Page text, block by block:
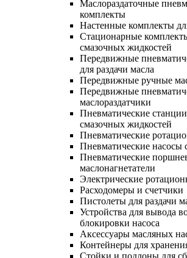
Маслораздаточные
комплекты
Настенные комплекты
Стационарные
смазочных жидкостей
Передвижные
для раздачи масла
Передвижные ручные
Передвижные
маслораздатчики
Пневматические станции
смазочных жидкостей
Пневматические
Пневматические насосы
Пневматические
маслонагнетатели
Электрические
Расходомеры и счетчики
Пистолеты для раздачи
Устройства для вывода
блокировки насоса
Аксессуары масляных
Контейнеры для